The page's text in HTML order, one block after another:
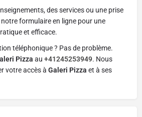
des services ou une prise
formulaire en ligne pour une
et efficace.
téléphonique ? Pas de problème.
Pizza au +41245253949. Nous
votre accès à Galeri Pizza et à ses